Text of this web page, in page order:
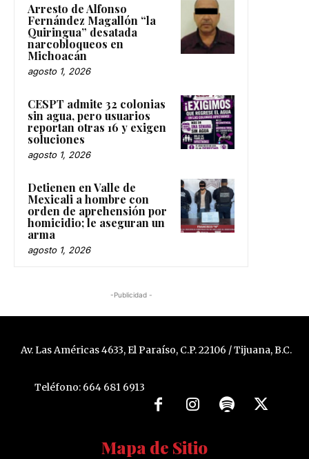
Arresto de Alfonso
Fernández Magallón “la
Quiringua” desatada
narcobloqueos en
Michoacán
agosto 1, 2026
CESPT admite 32 colonias
sin agua, pero usuarios
reportan otras 16 y exigen
soluciones
agosto 1, 2026
Detienen en Valle de
Mexicali a hombre con
orden de aprehensión por
homicidio; le aseguran un
arma
agosto 1, 2026
-Publicidad -
Av. Las Américas 4633, El Paraíso, C.P. 22106 / Tijuana, B.C.
Teléfono: 664 681 6913
Mapa de Sitio